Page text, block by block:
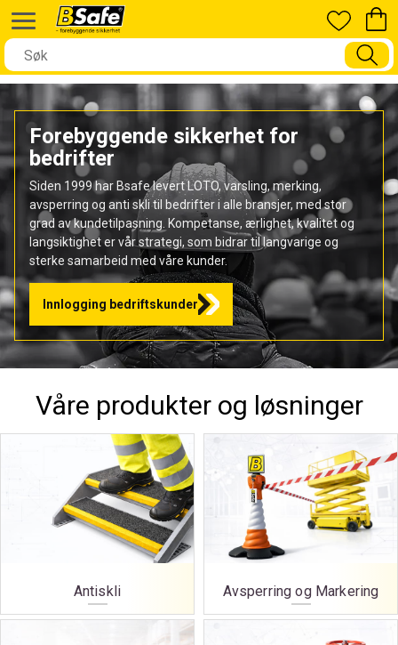
Forebyggende sikkerhet for
bedrifter
Siden 1999 har Bsafe levert LOTO, varsling, merking,
avsperring og anti skli til bedrifter i alle bransjer, med stor
grad av kundetilpasning. Kompetanse, ærlighet, kvalitet og
langsiktighet er vår strategi, som bidrar til langvarige og
sterke samarbeid med våre kunder.
Innlogging bedriftskunder
Våre produkter og løsninger
Antiskli Avsperring og Markering